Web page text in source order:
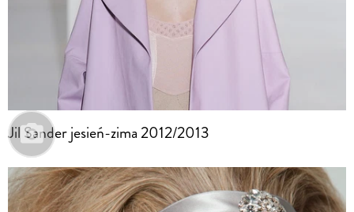
Jil Sander jesień-zima 2012/2013